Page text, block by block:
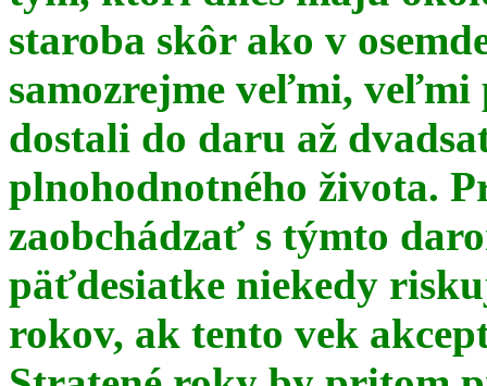
staroba skôr ako v
samozrejme veľmi, veľmi
dostali do daru až
plnohodnotného života.
zaobchádzať s týmto
päťdesiatke niekedy
rokov, ak tento vek